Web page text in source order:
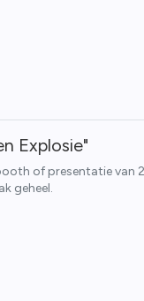
Explosie"
of presentatie van
geheel.